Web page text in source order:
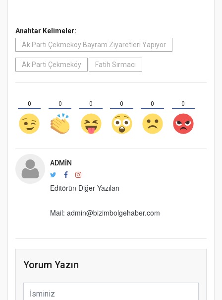
Anahtar Kelimeler:
Ak Parti Çekmeköy Bayram Ziyaretleri Yapıyor
Ak Parti Çekmeköy Fatih Sırmacı
0 0 0 0 0 0
ADMIN
Editörün Diğer Yazıları
Mail: admin@bizimbolgehaber.com
Yorum Yazın